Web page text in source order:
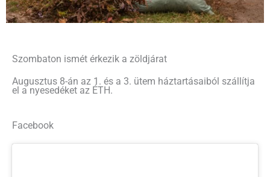
Szombaton ismét érkezik a zöldjárat
Augusztus 8-án az 1. és a 3. ütem háztartásaiból szállítja
el a nyesedéket az ÉTH.
Facebook